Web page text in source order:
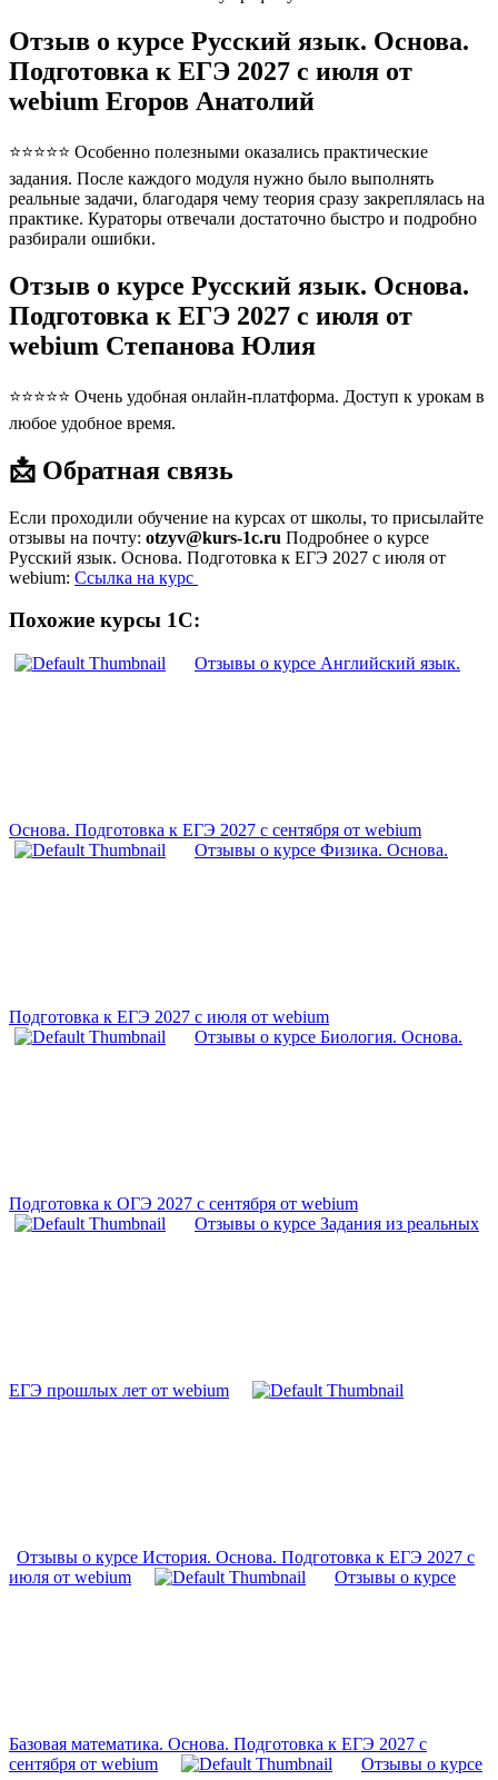
Отзыв о курсе Русский язык. Основа.
Подготовка к ЕГЭ 2027 с июля от
webium Егоров Анатолий
⭐⭐⭐⭐⭐ Особенно полезными оказались практические
задания. После каждого модуля нужно было выполнять
реальные задачи, благодаря чему теория сразу закреплялась на
практике. Кураторы отвечали достаточно быстро и подробно
разбирали ошибки.
Отзыв о курсе Русский язык. Основа.
Подготовка к ЕГЭ 2027 с июля от
webium Степанова Юлия
⭐⭐⭐⭐⭐ Очень удобная онлайн-платформа. Доступ к урокам в
любое удобное время.
📩 Обратная связь
Если проходили обучение на курсах от школы, то присылайте
отзывы на почту: otzyv@kurs-1c.ru Подробнее о курсе
Русский язык. Основа. Подготовка к ЕГЭ 2027 с июля от
webium: Ссылка на курс
Похожие курсы 1С:
Отзывы о курсе Английский язык.
Основа. Подготовка к ЕГЭ 2027 с сентября от webium
Отзывы о курсе Физика. Основа.
Подготовка к ЕГЭ 2027 с июля от webium
Отзывы о курсе Биология. Основа.
Подготовка к ОГЭ 2027 с сентября от webium
Отзывы о курсе Задания из реальных
ЕГЭ прошлых лет от webium
Отзывы о курсе История. Основа. Подготовка к ЕГЭ 2027 с
июля от webium
Отзывы о курсе
Базовая математика. Основа. Подготовка к ЕГЭ 2027 с
сентября от webium
Отзывы о курсе